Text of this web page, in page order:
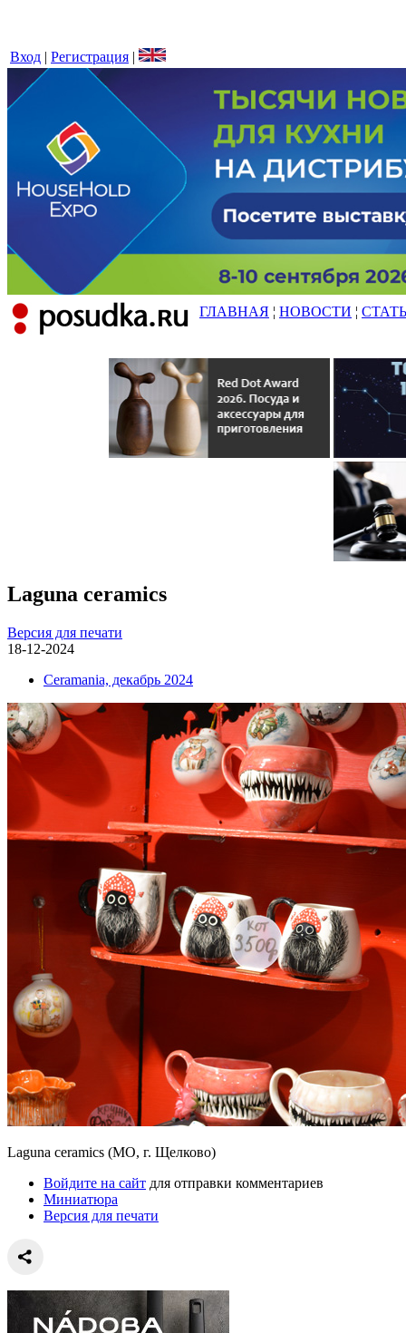
Вход | Регистрация |
ГЛАВНАЯ ¦ НОВОСТИ ¦
Laguna ceramics
Версия для печати
18-12-2024
Ceramania, декабрь 2024
Laguna ceramics (МО, г. Щелково)
Войдите на сайт для отправки комментариев
Миниатюра
Версия для печати